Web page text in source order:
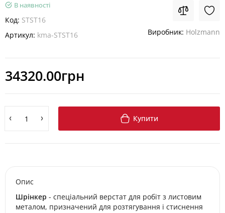
В наявності
Код: STST16
Артикул: kma-STST16 Виробник: Holzmann
34320.00грн
Купити
Опис
Шрінкер - спеціальний верстат для робіт з листовим
металом, призначений для розтягування і стиснення